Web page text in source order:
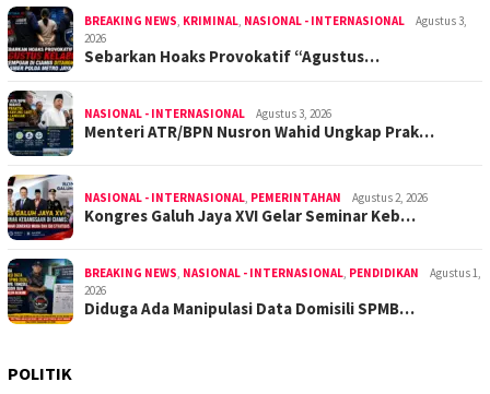
BREAKING NEWS, KRIMINAL, NASIONAL - INTERNASIONAL
Agustus 3,
2026
Sebarkan Hoaks Provokatif “Agustus…
NASIONAL - INTERNASIONAL Agustus 3, 2026
Menteri ATR/BPN Nusron Wahid Ungkap Prak…
NASIONAL - INTERNASIONAL, PEMERINTAHAN Agustus 2, 2026
Kongres Galuh Jaya XVI Gelar Seminar Keb…
BREAKING NEWS, NASIONAL - INTERNASIONAL, PENDIDIKAN
Agustus 1,
2026
Diduga Ada Manipulasi Data Domisili SPMB…
POLITIK